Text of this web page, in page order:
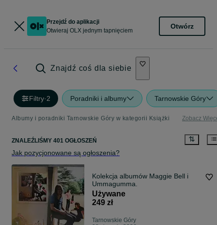
Przejdź do aplikacji
Otwieraj OLX jednym tapnięciem
Otwórz
Znajdź coś dla siebie
Filtry·2 Poradniki i albumy Tarnowskie Góry
Albumy i poradniki Tarnowskie Góry w kategorii Książki Zobacz
ZNALEŹLIŚMY 401 OGŁOSZEŃ
Jak pozycjonowane są ogłoszenia?
Kolekcja albumów Maggie Bell i
Ummagumma.
Używane
249 zł
Tarnowskie Góry